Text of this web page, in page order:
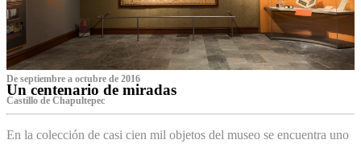
De septiembre a octubre de 2016
Un centenario de miradas
Castillo de Chapultepec
En la colección de casi cien mil objetos del museo se encuentra uno